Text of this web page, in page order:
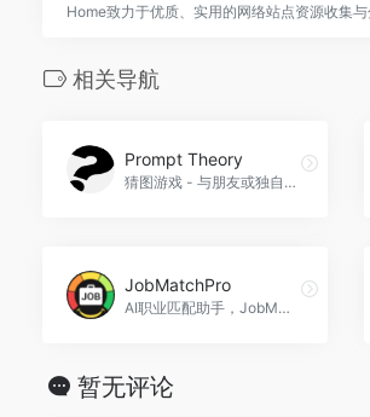
Home致力于优质、实用的网络站点资源收集与
相关导航
Prompt Theory
猜图游戏 - 与朋友或独自玩耍，Prompt Theory官网入口网址
JobMatchPro
AI职业匹配助手，JobMatchPro官网入口网址
暂无评论